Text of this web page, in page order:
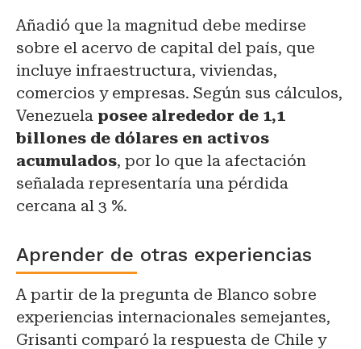
Añadió que la magnitud debe medirse
sobre el acervo de capital del país, que
incluye infraestructura, viviendas,
comercios y empresas. Según sus cálculos,
Venezuela posee alrededor de 1,1
billones de dólares en activos
acumulados, por lo que la afectación
señalada representaría una pérdida
cercana al 3 %.
Aprender de otras experiencias
A partir de la pregunta de Blanco sobre
experiencias internacionales semejantes,
Grisanti comparó la respuesta de Chile y